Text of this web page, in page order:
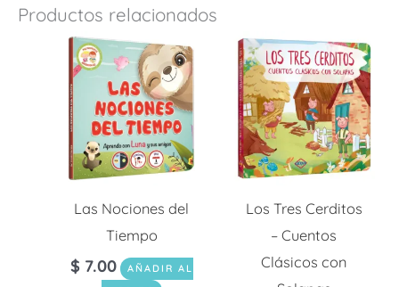
Productos relacionados
Las Nociones del
Tiempo
$ 7.00
AÑADIR AL
Los Tres Cerditos
– Cuentos
Clásicos con